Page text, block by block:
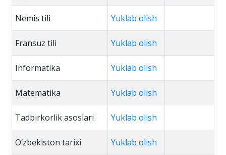
Nemis tili Yuklab olish
Fransuz tili Yuklab olish
Informatika Yuklab olish
Matematika Yuklab olish
Tadbirkorlik asoslari Yuklab olish
O‘zbekiston tarixi Yuklab olish